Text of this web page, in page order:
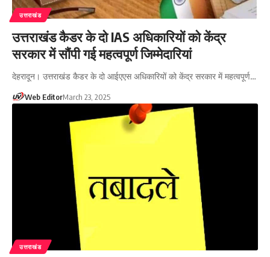
उत्तराखंड
उत्तराखंड कैडर के दो IAS अधिकारियों को केंद्र
सरकार में सौंपी गई महत्वपूर्ण जिम्मेदारियां
देहरादून। उत्तराखंड कैडर के दो आईएएस अधिकारियों को केंद्र सरकार में महत्वपूर्ण…
Web EditorMarch 23, 2025
उत्तराखंड